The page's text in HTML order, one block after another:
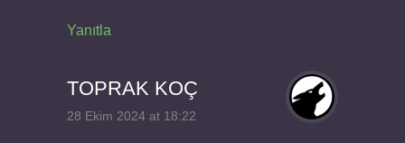
Yanıtla
TOPRAK KOÇ
28 Ekim 2024 at 18:22